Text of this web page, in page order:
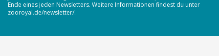
Ende eines jeden Newsletters. Weitere Informationen findest du unter
zooroyal.de/newsletter/.